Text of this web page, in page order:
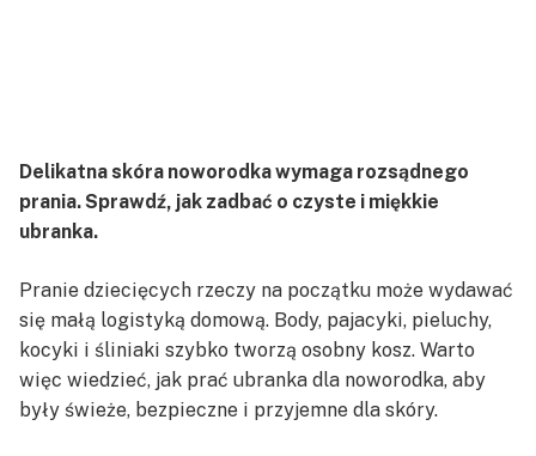
Delikatna skóra noworodka wymaga rozsądnego
prania. Sprawdź, jak zadbać o czyste i miękkie
ubranka.
Pranie dziecięcych rzeczy na początku może wydawać
się małą logistyką domową. Body, pajacyki, pieluchy,
kocyki i śliniaki szybko tworzą osobny kosz. Warto
więc wiedzieć, jak prać ubranka dla noworodka, aby
były świeże, bezpieczne i przyjemne dla skóry.